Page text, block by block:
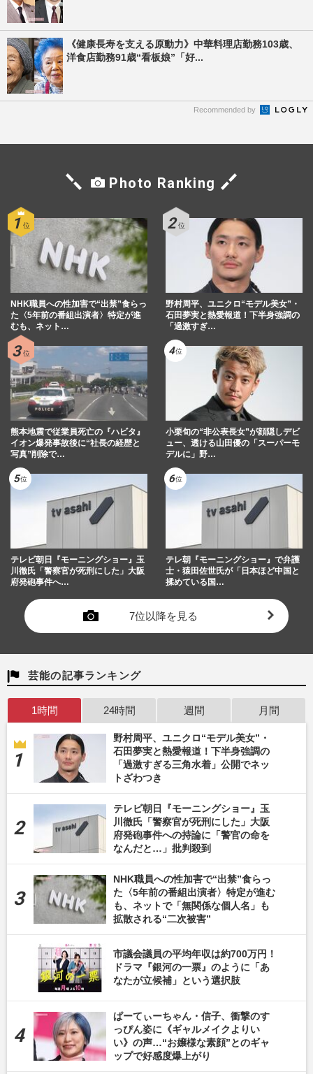
《健康長寿を支える原動力》中華料理店勤務103歳、
洋食店勤務91歳“看板娘”「好...
Recommended by
Photo Ranking
NHK職員への性加害で“出禁”食らっ
た〈5年前の番組出演者〉特定が進
むも、ネット…
野村周平、ユニクロ“モデル美女”・
石田夢実と熱愛報道！下半身強調の
「過激すぎ…
熊本地震で従業員死亡の『ハビタ』
イオン爆発事故後に“社長の経歴と
写真”削除で…
小栗旬の“非公表長女”が顔隠しデビ
ュー、透ける山田優の「スーパーモ
デルに」野…
テレビ朝日『モーニングショー』玉
川徹氏「警察官が死刑にした」大阪
府発砲事件へ…
テレ朝『モーニングショー』で弁護
士・猿田佐世氏が「日本ほど中国と
揉めている国…
7位以降を見る
芸能の記事ランキング
1時間 24時間 週間 月間
野村周平、ユニクロ“モデル美女”・
石田夢実と熱愛報道！下半身強調の
「過激すぎる三角水着」公開でネッ
トざわつき
テレビ朝日『モーニングショー』玉
川徹氏「警察官が死刑にした」大阪
府発砲事件への持論に「警官の命を
なんだと…」批判殺到
NHK職員への性加害で“出禁”食らっ
た〈5年前の番組出演者〉特定が進む
も、ネットで「無関係な個人名」も
拡散される“二次被害”
市議会議員の平均年収は約700万円！
ドラマ『銀河の一票』のように「あ
なたが立候補」という選択肢
ぱーてぃーちゃん・信子、衝撃のす
っぴん姿に《ギャルメイクよりい
い》の声…“お嬢様な素顔”とのギャ
ップで好感度爆上がり